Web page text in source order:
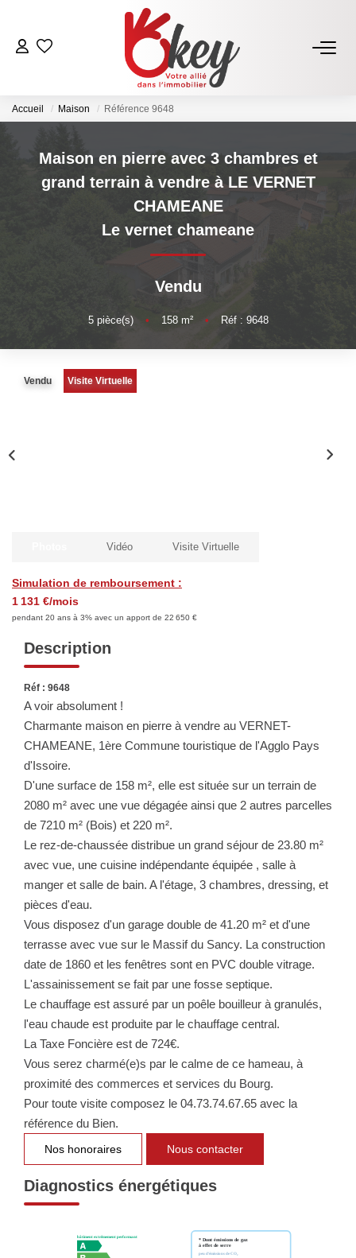
ACHETER
Acheter Avec Okey
VENDRE
Vendre Avec Okey
Combien D’acquéreurs Potentiels Pour Mon Bien ?
Louer Avec Okey
FAIRE GÉRER
NOTRE GROUPE
Notre Équipe
Nos Partenaires
Nos Actualités Immo
Nous Contacter
ESPACE CLIENT
Espace Client Saint-Flour (VDS Immobilier)
Espace Client Aurillac (AGI)
Espace Dossier Location
Accueil Maison Référence 9648
Maison en pierre avec 3 chambres et
grand terrain à vendre à LE VERNET
CHAMEANE
Le vernet chameane
Vendu
5pièce(s) • 158m² • Réf : 9648
Vendu Visite Virtuelle
Simulation de remboursement :
1 131 €/mois
pendant 20 ans à 3% avec un apport de 22 650 €
Vidéo Visite Virtuelle
Description
Réf : 9648
A voir absolument !
Charmante maison en pierre à vendre au VERNET-
CHAMEANE, 1ère Commune touristique de l'Agglo Pays
d'Issoire.
D'une surface de 158 m², elle est située sur un terrain de
2080 m² avec une vue dégagée ainsi que 2 autres parcelles
de 7210 m² (Bois) et 220 m².
Le rez-de-chaussée distribue un grand séjour de 23.80 m²
avec vue, une cuisine indépendante équipée , salle à
manger et salle de bain. A l'étage, 3 chambres, dressing, et
pièces d'eau.
Vous disposez d'un garage double de 41.20 m² et d'une
terrasse avec vue sur le Massif du Sancy. La construction
date de 1860 et les fenêtres sont en PVC double vitrage.
L'assainissement se fait par une fosse septique.
Le chauffage est assuré par un poêle bouilleur à granulés,
l'eau chaude est produite par le chauffage central.
La Taxe Foncière est de 724€.
Vous serez charmé(e)s par le calme de ce hameau, à
proximité des commerces et services du Bourg.
Pour toute visite composez le 04.73.74.67.65 avec la
référence du Bien.
Nos honoraires Nous contacter
Diagnostics énergétiques